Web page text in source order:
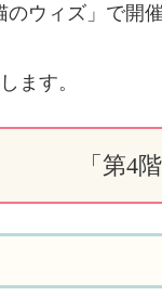
のウィズ」で
ます。
「第4